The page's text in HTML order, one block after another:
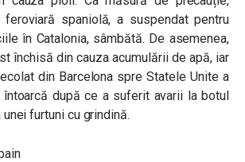
feroviară spaniolă, a suspendat pentru
în Catalonia, sâmbătă. De asemenea,
închisă din cauza acumulării de apă, iar
din Barcelona spre Statele Unite a
după ce a suferit avarii la botul
furtuni cu grindină.